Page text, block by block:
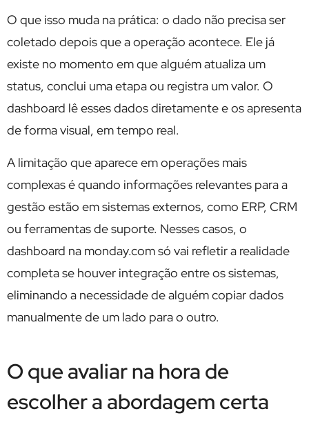
O que isso muda na prática: o dado não precisa ser
coletado depois que a operação acontece. Ele já
existe no momento em que alguém atualiza um
status, conclui uma etapa ou registra um valor. O
dashboard lê esses dados diretamente e os apresenta
de forma visual, em tempo real.
A limitação que aparece em operações mais
complexas é quando informações relevantes para a
gestão estão em sistemas externos, como ERP, CRM
ou ferramentas de suporte. Nesses casos, o
dashboard na monday.com só vai refletir a realidade
completa se houver integração entre os sistemas,
eliminando a necessidade de alguém copiar dados
manualmente de um lado para o outro.
O que avaliar na hora de
escolher a abordagem certa